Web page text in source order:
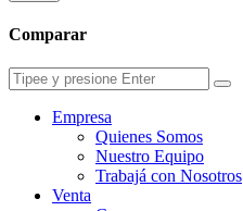
Comparar
Empresa
Quienes Somos
Nuestro Equipo
Trabajá con Nosotros
Venta